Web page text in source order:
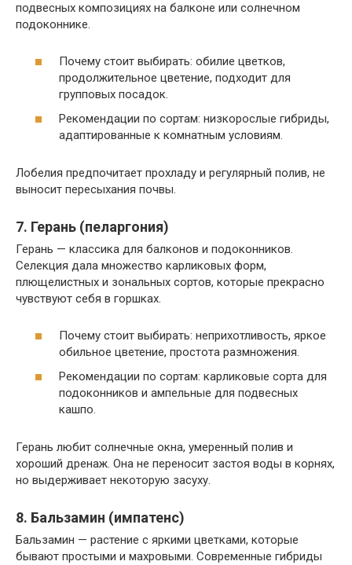
подвесных композициях на балконе или солнечном
подоконнике.
Почему стоит выбирать: обилие цветков,
продолжительное цветение, подходит для
групповых посадок.
Рекомендации по сортам: низкорослые гибриды,
адаптированные к комнатным условиям.
Лобелия предпочитает прохладу и регулярный полив, не
выносит пересыхания почвы.
7. Герань (пеларгония)
Герань — классика для балконов и подоконников.
Селекция дала множество карликовых форм,
плющелистных и зональных сортов, которые прекрасно
чувствуют себя в горшках.
Почему стоит выбирать: неприхотливость, яркое
обильное цветение, простота размножения.
Рекомендации по сортам: карликовые сорта для
подоконников и ампельные для подвесных
кашпо.
Герань любит солнечные окна, умеренный полив и
хороший дренаж. Она не переносит застоя воды в корнях,
но выдерживает некоторую засуху.
8. Бальзамин (импатенс)
Бальзамин — растение с яркими цветками, которые
бывают простыми и махровыми. Современные гибриды